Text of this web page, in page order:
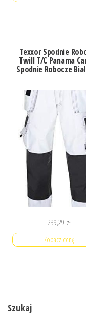
Texxor Spodnie
Twill T/C Panama
Spodnie Robocze
239,29 zł
Zobacz cenę
Szukaj